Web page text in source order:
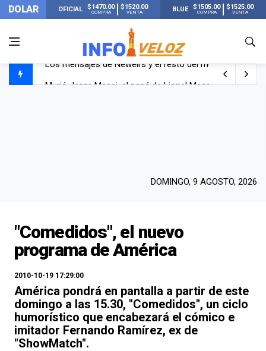
DOLAR OFICIAL $1470.00
COMPRA
$1520.00
VENTA BLUE $1505.00
COMPRA
$1525.00
VENTA
DOMINGO, 9 AGOSTO, 2026
"Comedidos", el nuevo
programa de América
2010-10-19 17:29:00
América pondrá en pantalla a partir de este
domingo a las 15.30, "Comedidos", un ciclo
humorístico que encabezará el cómico e
imitador Fernando Ramírez, ex de
"ShowMatch".